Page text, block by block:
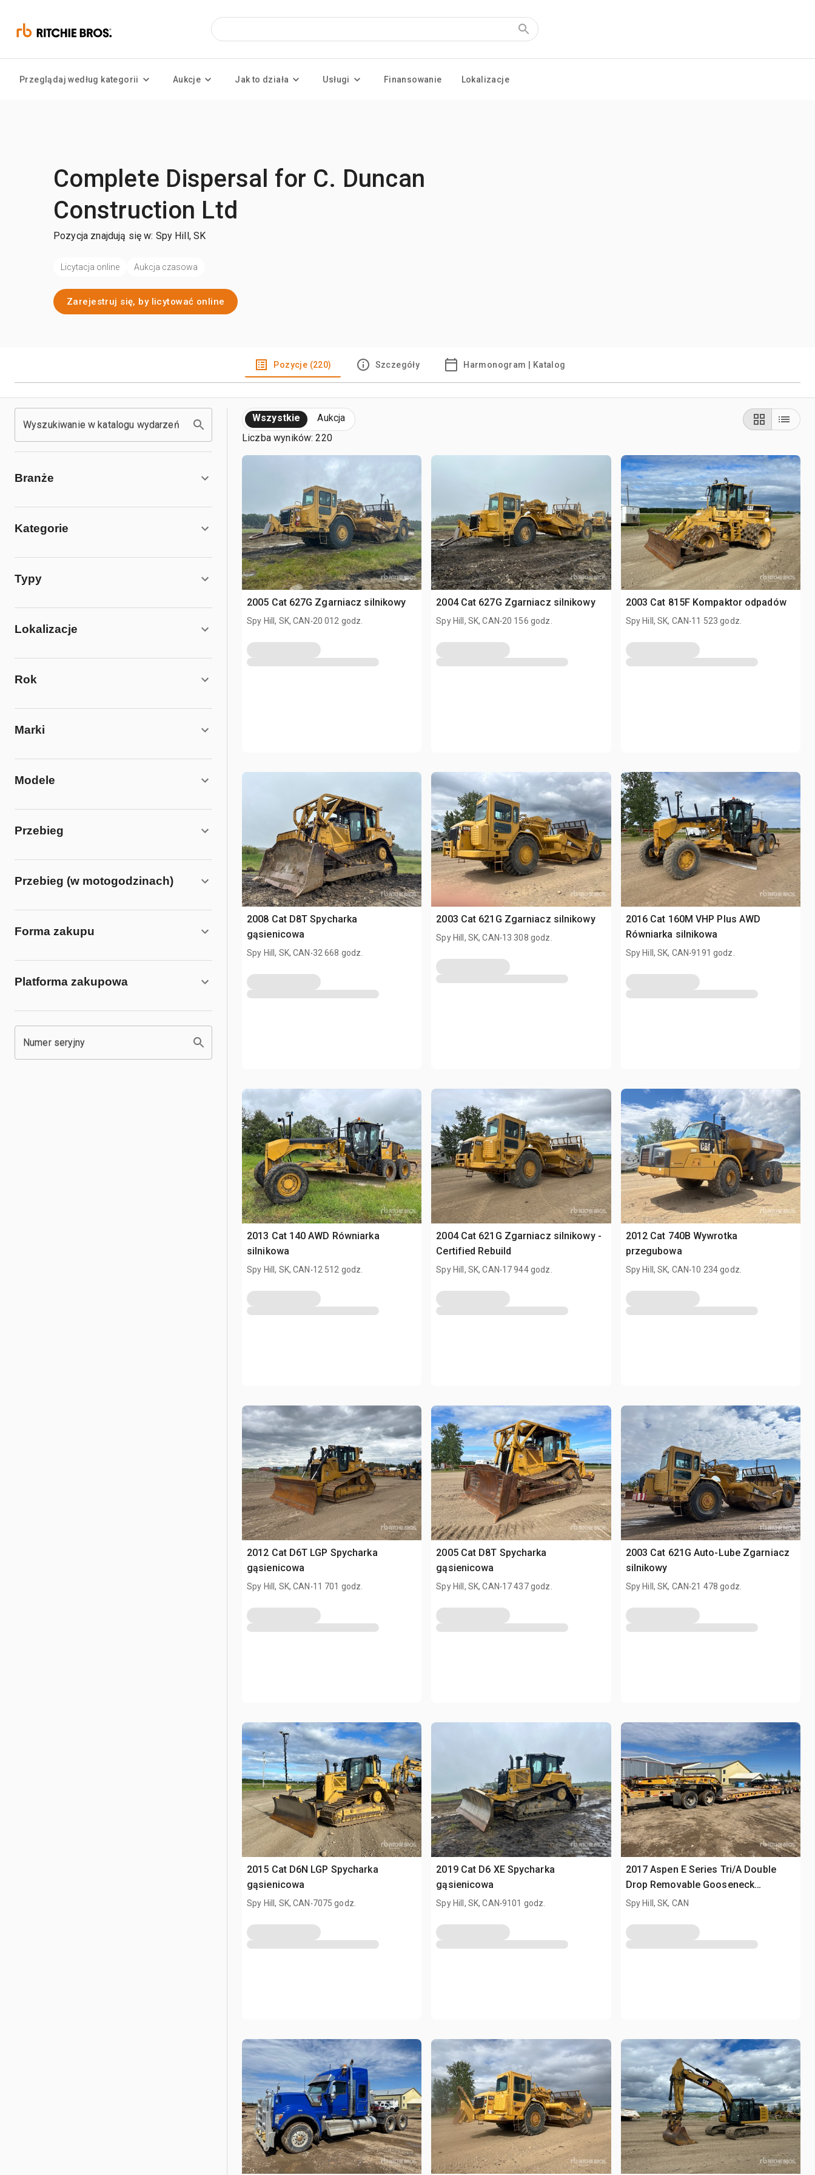
Przeglądaj według kategorii Aukcje Jak to działa Usługi Finansowanie Lokalizacje
Complete Dispersal for C. Duncan
Construction Ltd
Pozycja znajdują się w: Spy Hill, SK
Licytacja online Aukcja czasowa
Zarejestruj się, by licytować online
Pozycje (220) Szczegóły Harmonogram | Katalog
Wyszukiwanie w katalogu wydarzeń
Branże
Kategorie
Typy
Lokalizacje
Rok
Marki
Modele
Przebieg
Przebieg (w motogodzinach)
Forma zakupu
Platforma zakupowa
Numer seryjny
Wszystkie
Aukcja
Liczba wyników: 220
2005 Cat 627G Zgarniacz silnikowy
Spy Hill, SK, CAN .20 012 godz.
2004 Cat 627G Zgarniacz silnikowy
Spy Hill, SK, CAN.20 156 godz.
2003 Cat 815F Kompaktor odpadów
Spy Hill, SK, CAN.11 523 godz.
2008 Cat D8T Spycharka
gąsienicowa
Spy Hill, SK, CAN .32 668 godz.
2003 Cat 621G Zgarniacz silnikowy
Spy Hill, SK, CAN.13 308 godz.
2016 Cat 160M VHP Plus AWD
Równiarka silnikowa
Spy Hill, SK, CAN.9191 godz.
2013 Cat 140 AWD Równiarka
silnikowa
Spy Hill, SK, CAN .12 512 godz.
2004 Cat 621G Zgarniacz silnikowy -
Certified Rebuild
Spy Hill, SK, CAN.17 944 godz.
2012 Cat 740B Wywrotka
przegubowa
Spy Hill, SK, CAN.10 234 godz.
2012 Cat D6T LGP Spycharka
gąsienicowa
Spy Hill, SK, CAN .11 701 godz.
2005 Cat D8T Spycharka
gąsienicowa
Spy Hill, SK, CAN.17 437 godz.
2003 Cat 621G Auto-Lube Zgarniacz
silnikowy
Spy Hill, SK, CAN.21 478 godz.
2015 Cat D6N LGP Spycharka
gąsienicowa
Spy Hill, SK, CAN .7075 godz.
2019 Cat D6 XE Spycharka
gąsienicowa
Spy Hill, SK, CAN.9101 godz.
2017 Aspen E Series Tri/A Double
Drop Removable Gooseneck
Przyczepa niskopodwoziowa
Spy Hill, SK, CAN